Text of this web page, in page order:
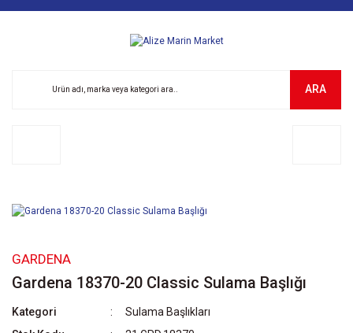
ARA
GARDENA
Gardena 18370-20 Classic Sulama Başlığı
Kategori
Sulama Başlıkları